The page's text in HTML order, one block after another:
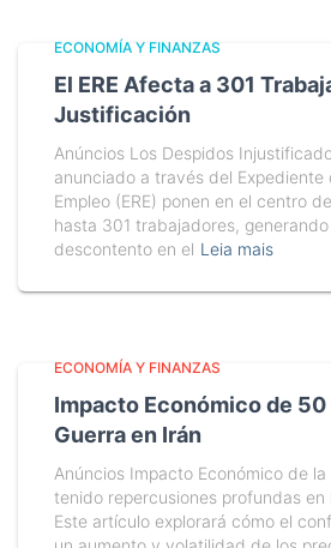
ECONOMÍA Y FINANZAS
El ERE Afecta a 301
Justificación
Anúncios Los Despidos
anunciado a través del Expediente
Empleo (ERE) ponen en el centro
hasta 301 trabajadores,
descontento en el Leia mais
ECONOMÍA Y FINANZAS
Impacto Económico de 50
Guerra en Irán
Anúncios Impacto Económico de
tenido repercusiones profundas en
Este artículo explorará cómo el